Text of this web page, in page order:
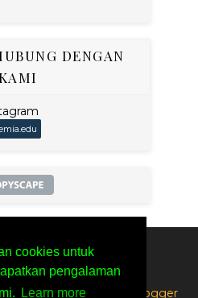
cookies untuk
pengalaman
Learn more
DENGAN
PRIVACY POLICY
| Distributed By Free Blogger